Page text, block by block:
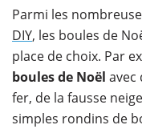
Parmi les
DIY, les boules de
place de choix. Par
boules de Noël avec
fer, de la fausse
simples rondins de